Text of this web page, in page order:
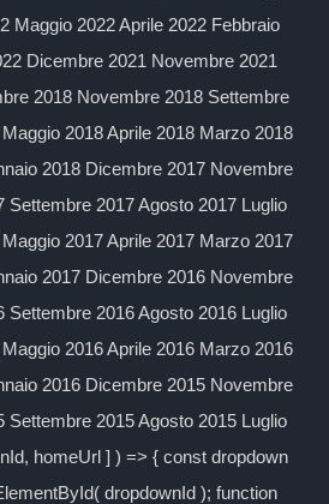
Maggio 2022 Aprile 2022 Febbraio
Dicembre 2021 Novembre 2021
2018 Novembre 2018 Settembre
2018 Aprile 2018 Marzo 2018
2018 Dicembre 2017 Novembre
Settembre 2017 Agosto 2017 Luglio
2017 Aprile 2017 Marzo 2017
2017 Dicembre 2016 Novembre
Settembre 2016 Agosto 2016 Luglio
2016 Aprile 2016 Marzo 2016
2016 Dicembre 2015 Novembre
Settembre 2015 Agosto 2015 Luglio
homeUrl ] ) => { const dropdown
dropdownId ); function